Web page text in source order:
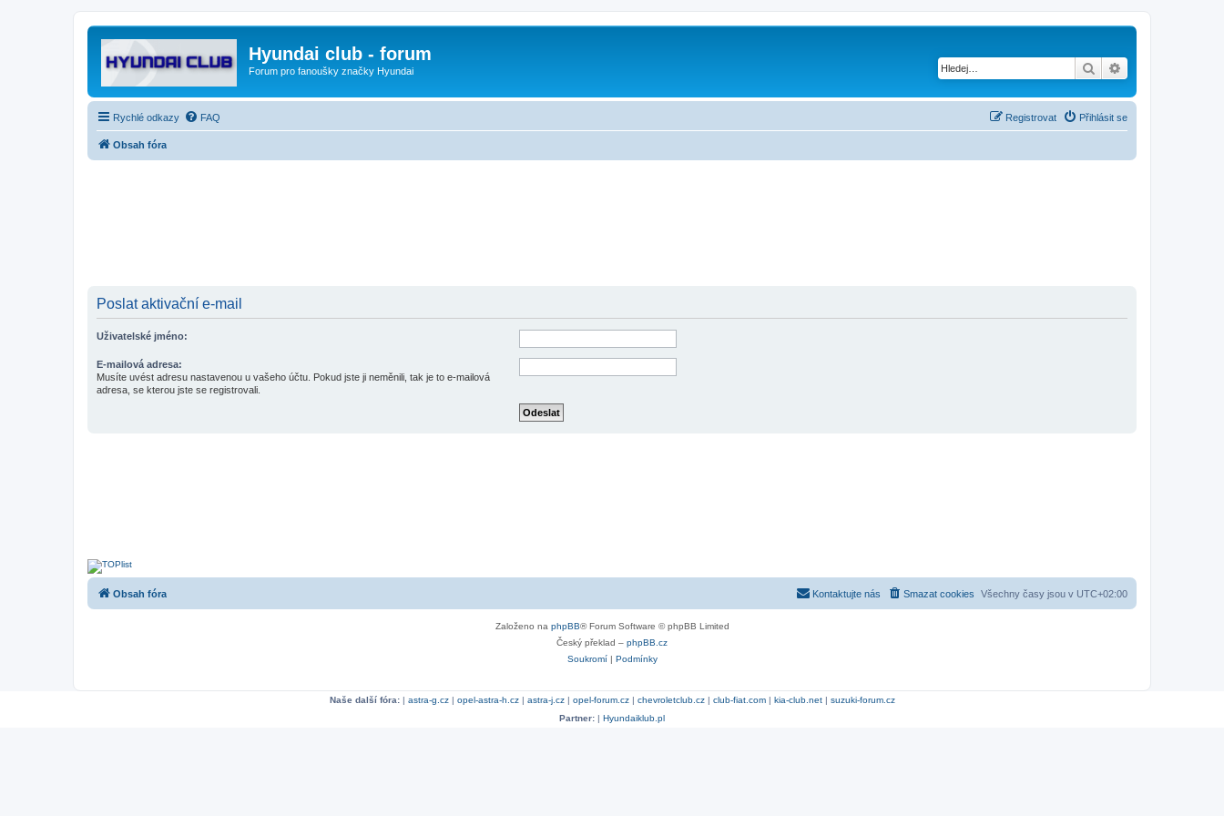
Hyundai club - forum
Forum pro fanoušky značky Hyundai Hledat
Rychlé odkazy FAQ Přihlásit se
Registrovat
Obsah fóra
Poslat aktivační e-mail
Uživatelské jméno:
E-mailová adresa:
Musíte uvést adresu nastavenou u vašeho účtu. Pokud jste ji neměnili, tak je to e-mailová
adresa, se kterou jste se registrovali.
Obsah fóra Všechny časy jsou v UTC+02:00
Smazat cookies
Kontaktujte nás
Založeno na phpBB® Forum Software © phpBB Limited
Český překlad – phpBB.cz
Soukromí| Podmínky
Naše další fóra:| astra-g.cz| opel-astra-h.cz| astra-j.cz| opel-forum.cz| chevroletclub.cz| club-fiat.com| kia-club.net| suzuki-forum.cz
Partner: | Hyundaiklub.pl